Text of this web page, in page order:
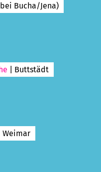
Bucha/Jena)
| Buttstädt
| Weimar